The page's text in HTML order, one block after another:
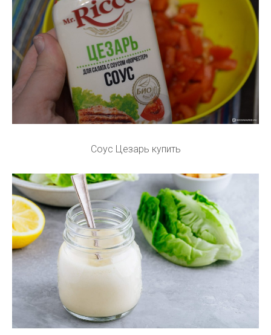
Соус Цезарь купить